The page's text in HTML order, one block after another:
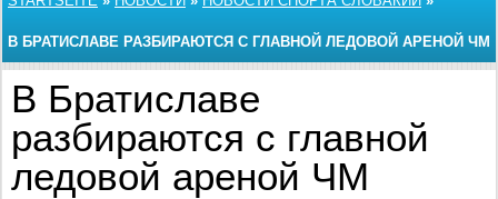
В БРАТИСЛАВЕ РАЗБИРАЮТСЯ С ГЛАВНОЙ ЛЕДОВОЙ АРЕНОЙ ЧМ
В Братиславе
разбираются с главной
ледовой ареной ЧМ